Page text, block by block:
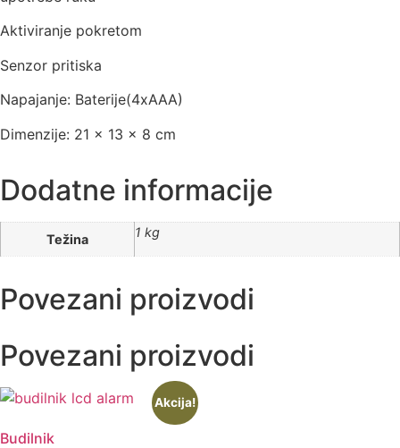
Aktiviranje pokretom
Senzor pritiska
Napajanje: Baterije(4xAAA)
Dimenzije: 21 x 13 x 8 cm
Dodatne informacije
Težina 1 kg
Povezani proizvodi
Povezani proizvodi
Akcija!
Budilnik